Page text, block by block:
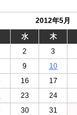
2012年5月
水 木
2 3
9 10
16 17
23 24
30
31